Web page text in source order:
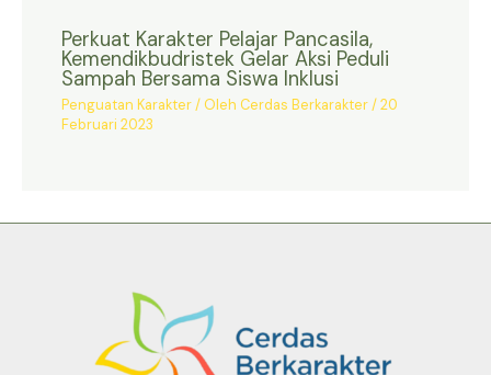
Perkuat Karakter Pelajar Pancasila,
Kemendikbudristek Gelar Aksi Peduli
Sampah Bersama Siswa Inklusi
Penguatan Karakter/ Oleh Cerdas Berkarakter/20
Februari 2023